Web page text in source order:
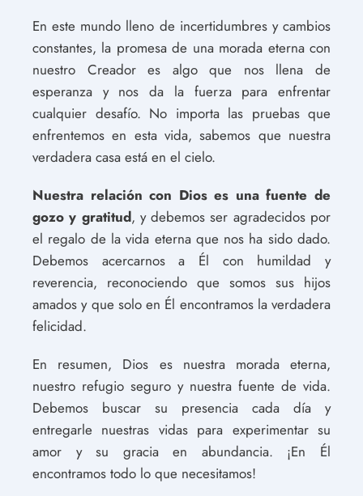
En este mundo lleno de incertidumbres y cambios
constantes, la promesa de una morada eterna con
nuestro Creador es algo que nos llena de
esperanza y nos da la fuerza para enfrentar
cualquier desafío. No importa las pruebas que
enfrentemos en esta vida, sabemos que nuestra
verdadera casa está en el cielo.
Nuestra relación con Dios es una fuente de
gozo y gratitud, y debemos ser agradecidos por
el regalo de la vida eterna que nos ha sido dado.
Debemos acercarnos a Él con humildad y
reverencia, reconociendo que somos sus hijos
amados y que solo en Él encontramos la verdadera
felicidad.
En resumen, Dios es nuestra morada eterna,
nuestro refugio seguro y nuestra fuente de vida.
Debemos buscar su presencia cada día y
entregarle nuestras vidas para experimentar su
amor y su gracia en abundancia. ¡En Él
encontramos todo lo que necesitamos!